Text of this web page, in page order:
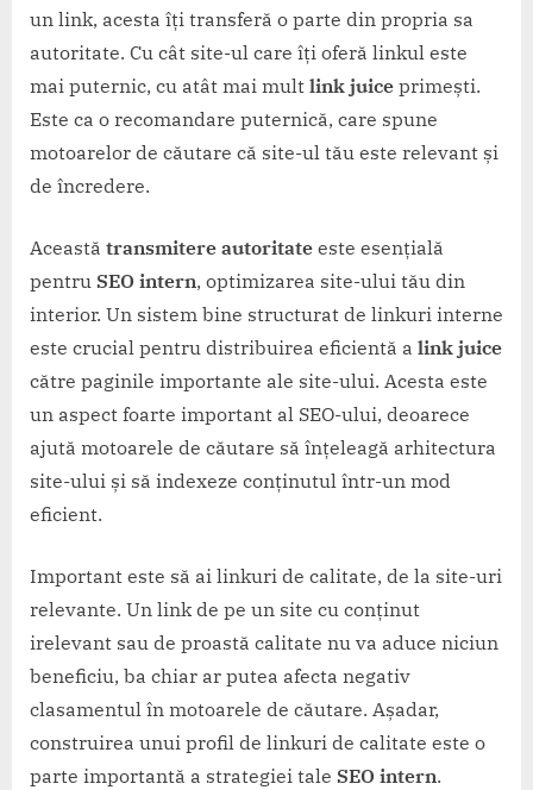
un link, acesta îți transferă o parte din propria sa
autoritate. Cu cât site-ul care îți oferă linkul este
mai puternic, cu atât mai mult link juice primești.
Este ca o recomandare puternică, care spune
motoarelor de căutare că site-ul tău este relevant și
de încredere.
Această transmitere autoritate este esențială
pentru SEO intern, optimizarea site-ului tău din
interior. Un sistem bine structurat de linkuri interne
este crucial pentru distribuirea eficientă a link juice
către paginile importante ale site-ului. Acesta este
un aspect foarte important al SEO-ului, deoarece
ajută motoarele de căutare să înțeleagă arhitectura
site-ului și să indexeze conținutul într-un mod
eficient.
Important este să ai linkuri de calitate, de la site-uri
relevante. Un link de pe un site cu conținut
irelevant sau de proastă calitate nu va aduce niciun
beneficiu, ba chiar ar putea afecta negativ
clasamentul în motoarele de căutare. Așadar,
construirea unui profil de linkuri de calitate este o
parte importantă a strategiei tale SEO intern.